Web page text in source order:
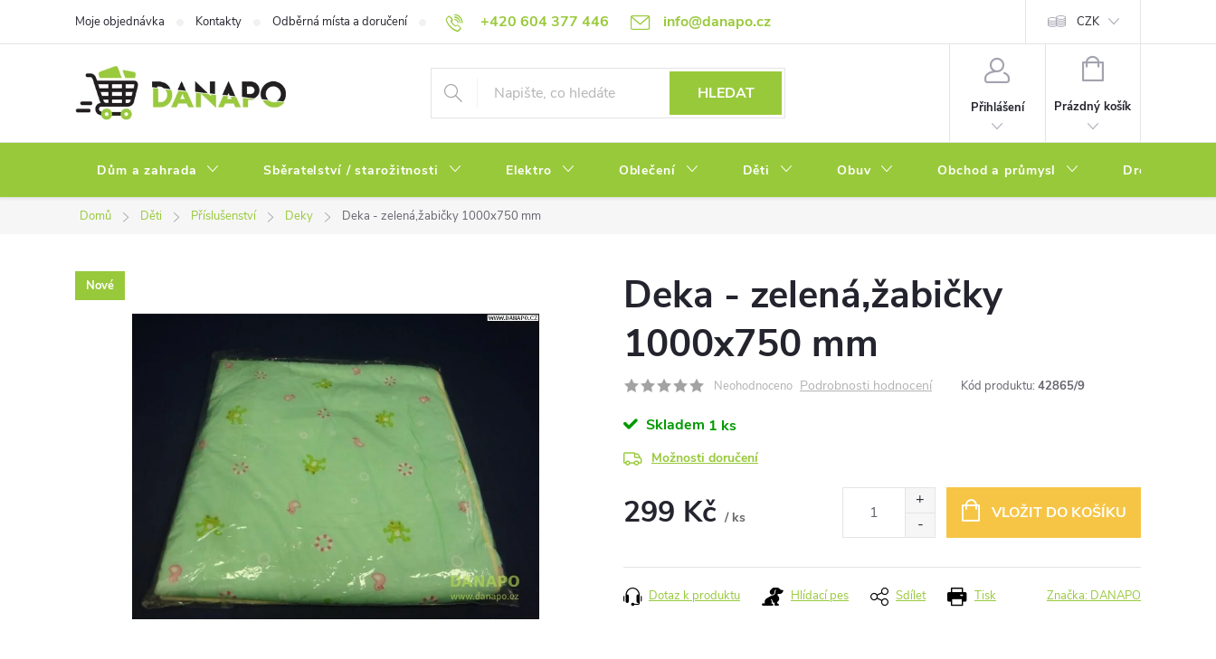
+420 604 377 446 info@danapo.cz
Moje objednávka Kontakty Odběrná místa a doručení Hodnocení obchodu Obchodní podmínky Reklamace a výměna zboží Podmínky ochrany osobních údajů Soubory cookies
CZK
HLEDAT
Přihlášení
NÁKUPNÍ
Prázdný košík
Dům a zahrada Sběratelství / starožitnosti Elektro Oblečení Děti Obuv Obchod a průmysl Drogerie
Domů Děti Příslušenství Deky Deka - zelená,žabičky 1000x750 mm
Nové
Deka - zelená,žabičky
1000x750 mm
Neohodnoceno Podrobnosti hodnocení Kód produktu: 42865/9
Skladem 1 ks
Možnosti doručení
299 Kč / ks
VLOŽIT DO KOŠÍKU
Tisk
Dotaz k produktu Hlídací pes Sdílet Značka: DANAPO